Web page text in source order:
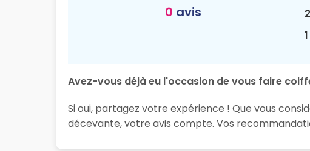
0 avis
2
1
Avez-vous déjà eu l'occasion de vous faire
Si oui, partagez votre expérience ! Que vous
décevante, votre avis compte. Vos